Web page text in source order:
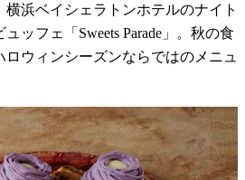
浜ベイシェラトンホテルのナイト
ッフェ「Sweets Parade」。秋の食
ウィンシーズンならではのメニュ